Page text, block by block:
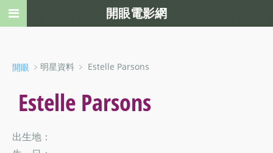
開眼 ﹥明星資料 ﹥ Estelle Parsons
Estelle Parsons
出生地：
開眼電影網